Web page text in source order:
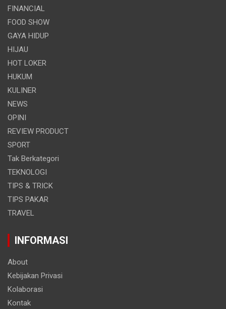
FINANCIAL
FOOD SHOW
GAYA HIDUP
HIJAU
HOT LOKER
HUKUM
KULINER
NEWS
OPINI
REVIEW PRODUCT
SPORT
Tak Berkategori
TEKNOLOGI
TIPS & TRICK
TIPS PAKAR
TRAVEL
INFORMASI
About
Kebijakan Privasi
Kolaborasi
Kontak